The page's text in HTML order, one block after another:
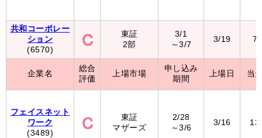
共和コーポレー
ション
(6570)
企業名
フェイスネット
ワーク
(3489)
東証
2部
3/1
～3/7
3/19
総合
評価
上場市場
申し込み
期間
上場日 当
東証
マザーズ
2/28
～3/6
3/16